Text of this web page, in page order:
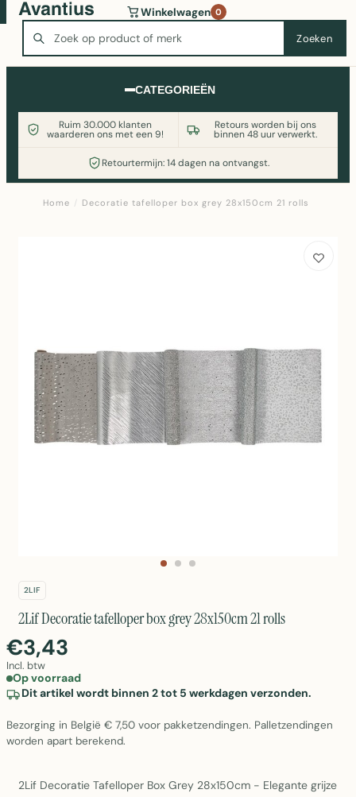
Zoeken
Winkelwagen 0
CATEGORIEËN
Ruim 30.000 klanten
waarderen ons met een 9!
Retours worden bij ons
binnen 48 uur verwerkt.
Retourtermijn: 14 dagen na ontvangst.
Wasmachine of koelkast nodig? Vergelijk alle prijzen op
Witgoedaanbod.nl
Home / Decoratie tafelloper box grey 28x150cm 21 rolls
2LIF
2Lif Decoratie tafelloper box grey 28x150cm 21 rolls
€3,43
Incl. btw
Op voorraad
Dit artikel wordt binnen 2 tot 5 werkdagen verzonden.
Bezorging in België € 7,50 voor pakketzendingen. Palletzendingen
worden apart berekend.
2Lif Decoratie Tafelloper Box Grey 28x150cm - Elegante grijze